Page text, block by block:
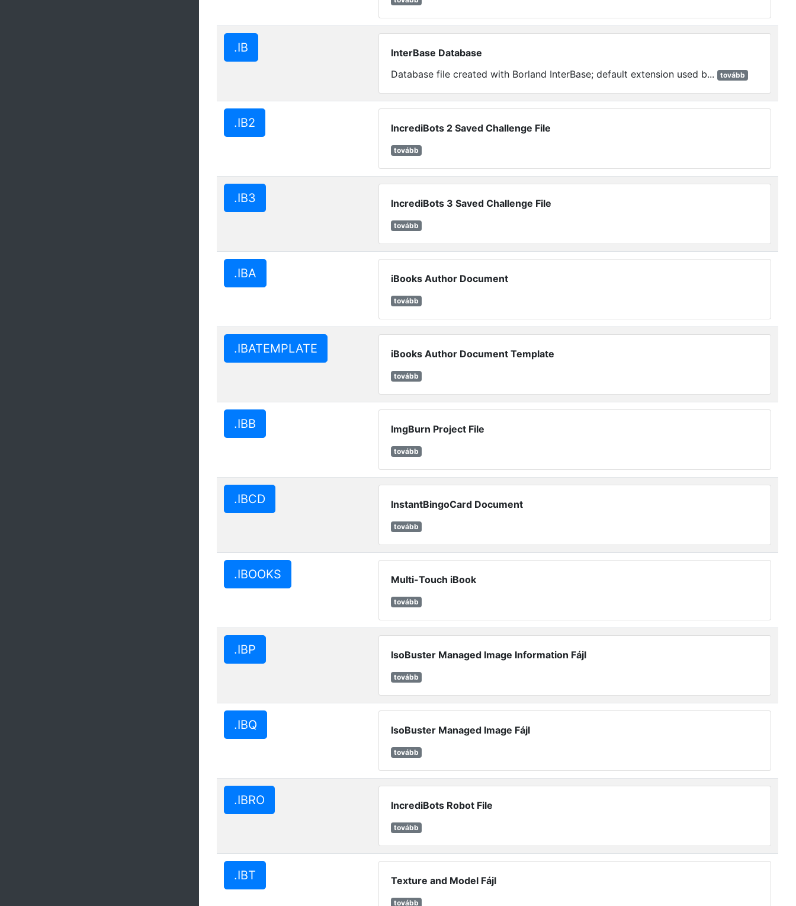
.IB
InterBase Database
Database file created with Borland InterBase; default extension used b...
tovább
.IB2 IncrediBots 2 Saved Challenge File
tovább
.IB3 IncrediBots 3 Saved Challenge File
tovább
.IBA iBooks Author Document
tovább
.IBATEMPLATE iBooks Author Document Template
tovább
.IBB ImgBurn Project File
tovább
.IBCD InstantBingoCard Document
tovább
.IBOOKS Multi-Touch iBook
tovább
.IBP IsoBuster Managed Image Information Fájl
tovább
.IBQ IsoBuster Managed Image Fájl
tovább
.IBRO IncrediBots Robot File
tovább
.IBT Texture and Model Fájl
tovább